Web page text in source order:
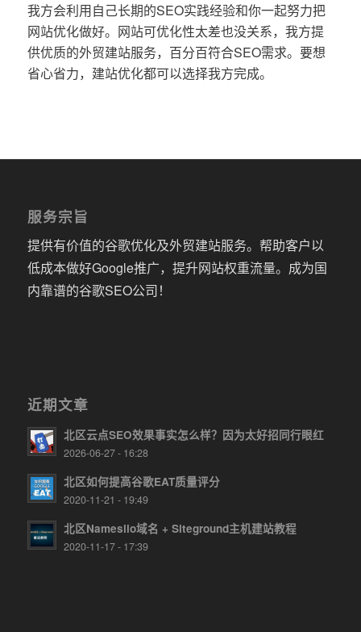
我方会利用自己长期的SEO实践经验和你一起努力把
网站优化做好。网站可优化性太差也没关系，我方提
供优质的外贸建站服务，百分百符合SEO需求。要想
省心省力，建站优化都可以选择我方完成。
服务宗旨
提供有价值的谷歌优化及外贸建站服务。帮助客户以
低成本做好Google推广，提升网站权重流量。成为国
内靠谱的谷歌SEO公司！
近期文章
北区云点SEO效果事实怎么样？因为太好招同行眼红
2026-06-27 - 16:28
北区如何提高谷歌EAT质量评分
2020-11-21 - 19:49
北区Namesilo域名 + Siteground主机建站教程
2020-11-17 - 17:39